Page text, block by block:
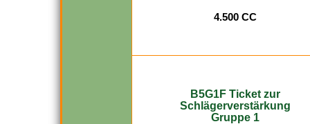
4.500 CC
B5G1F Ticket zur
Schlägerverstärkung
Gruppe 1